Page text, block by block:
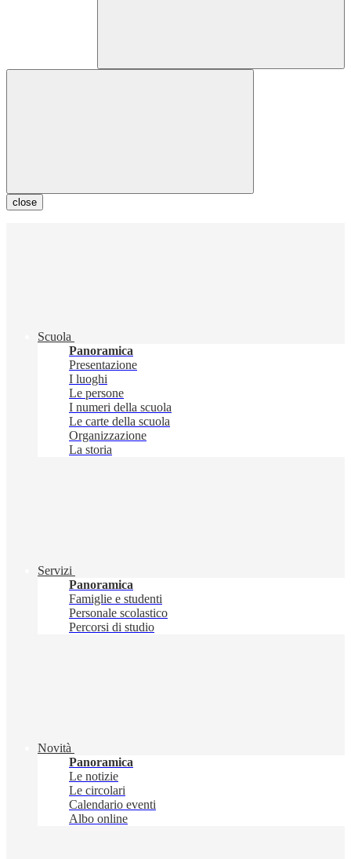
close
Scuola
Panoramica
Presentazione
I luoghi
Le persone
I numeri della scuola
Le carte della scuola
Organizzazione
La storia
Servizi
Panoramica
Famiglie e studenti
Personale scolastico
Percorsi di studio
Novità
Panoramica
Le notizie
Le circolari
Calendario eventi
Albo online